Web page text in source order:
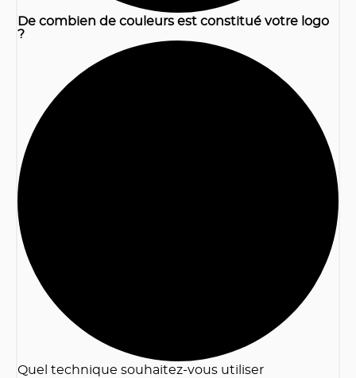
De combien de couleurs est constitué votre logo
?
Quel technique souhaitez-vous utiliser